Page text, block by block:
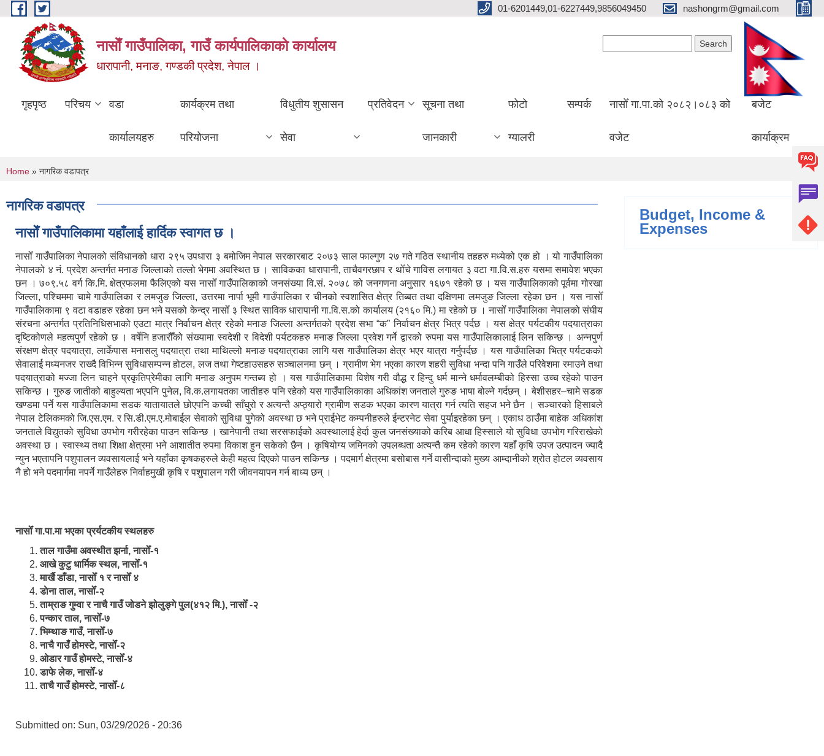
Skip to main content 01-6201449,01-6227449,9856049450 nashongrm@gmail.com
नासाेँ गाउँपालिका, गाउँ कार्यपालिकाकाे कार्यालय
धारापानी, मनाङ, गण्डकी प्रदेश, नेपाल ।
गृहपृष्ठ परिचय वडा
कार्यालयहरु
कार्यक्रम तथा
परियोजना
विधुतीय शुसासन
सेवा
प्रतिवेदन सूचना तथा
जानकारी
फोटो
ग्यालरी
सम्पर्क नासोँ गा.पा.को २०८२।०८३ को
वजेट
बजेट
कार्याक्रम
You are here
Home » नागरिक वडापत्र
नागरिक वडापत्र
नासाेँ गाउँपालिकामा यहाँलाई हार्दिक स्वागत छ ।
नासोँ गाउँपालिका नेपालको संविधानको धारा २९५ उपधारा ३ बमोजिम नेपाल सरकारबाट २०७३ साल फाल्गुण २७ गते गठित स्थानीय तहहरु मध्येको एक हो । यो गाउँपालिका
नेपालको ४ नं. प्रदेश अन्तर्गत मनाङ जिल्लाको तल्लो भेगमा अवस्थित छ । साविकका धारापानी‚ ताचैवगरछाप र थोँचे गाविस लगायत ३ वटा गा.वि.स.हरु यसमा समावेश भएका
छन । ७०९.५८ वर्ग कि.मि. क्षेत्रफलमा फैलिएको यस नासोँ गाउँपालिकाको जनसंख्या वि.सं. २०७८ को जनगणना अनुसार १६७१ रहेको छ । यस गाउँपालिकाको पूर्वमा गोरखा
जिल्ला, पश्चिममा चामे गाउँपालिका र लमजुङ जिल्ला, उत्तरमा नार्पा भूमी गाउँपालिका र चीनको स्वशासित क्षेत्र तिब्बत तथा दक्षिणमा लमजुङ जिल्ला रहेका छन । यस नासोँ
गाउँपालिकामा ९ वटा वडाहरु रहेका छन भने यसको केन्द्र नासोँ ३ स्थित साविक धारापानी गा.वि.स.को कार्यालय (२१६० मि.) मा रहेको छ । नासोँ गाउँपालिका नेपालको संघीय
संरचना अन्तर्गत प्रतिनिधिसभाको एउटा मात्र निर्वाचन क्षेत्र रहेको मनाङ जिल्ला अन्तर्गतको प्रदेश सभा “क” निर्वाचन क्षेत्र भित्र पर्दछ । यस क्षेत्र पर्यटकीय पदयात्राका
दृष्टिकोणले महत्वपुर्ण रहेको छ । वर्षेनि हजारौँको संख्यामा स्वदेशी र विदेशी पर्यटकहरु मनाङ जिल्ला प्रवेश गर्ने द्वारको रुपमा यस गाउँपालिकालाई लिन सकिन्छ । अन्नपुर्ण
संरक्षण क्षेत्र पदयात्रा, लार्केपास मनासलु पदयात्रा तथा माथिल्लो मनाङ पदयात्राका लागि यस गाउँपालिका क्षेत्र भएर यात्रा गर्नुपर्दछ । यस गाउँपालिका भित्र पर्यटकको
सेवालाई मध्यनजर राख्दै विभिन्न सुविधासम्पन्न होटल, लज तथा गेष्टहाउसहरु सञ्चालनमा छन् । ग्रामीण भेग भएका कारण शहरी सुविधा भन्दा पनि गाउँले परिवेशमा रमाउने तथा
पदयात्राको मज्जा लिन चाहने प्रकृतिप्रेमीका लागि मनाङ अनुपम गन्तब्य हो । यस गाउँपालिकामा विशेष गरी वौद्ध र हिन्दु धर्म मान्ने धर्मावलम्बीको हिस्सा उच्च रहेको पाउन
सकिन्छ । गुरुङ जातीको बाहुल्यता भएपनि पुनेल, वि.क.लगायतका जातीहरु पनि रहेको यस गाउँपालिकाका अधिकांश जनताले गुरुङ भाषा बोल्ने गर्दछन् । बेशीसहर–चामे सडक
खण्डमा पर्ने यस गाउँपालिकामा सडक यातायातले छोएपनि कच्ची साँघुरो र अत्यन्तै अप्ठ्यारो ग्रामीण सडक भएका कारण यात्रा गर्न त्यति सहज भने छैन । सञ्चारको हिसाबले
नेपाल टेलिकमको जि.एस.एम. र सि.डी.एम.ए.मोबाईल सेवाको सुविधा पुगेको अवस्था छ भने प्राईभेट कम्पनीहरुले ईन्टरनेट सेवा पुर्याइरहेका छन् । एकाध ठाउँमा बाहेक अधिकांश
जनताले विद्युतको सुविधा उपभोग गरीरहेका पाउन सकिन्छ । खानेपानी तथा सरसफाईको अवस्थालाई हेर्दा कुल जनसंख्याको करिब आधा हिस्साले यो सुविधा उपभोग गरिराखेको
अवस्था छ । स्वास्थ्य तथा शिक्षा क्षेत्रमा भने आशातीत रुपमा विकाश हुन सकेको छैन । कृषियोग्य जमिनको उपलब्धता अत्यन्तै कम रहेको कारण यहाँ कृषि उपज उत्पादन ज्यादै
न्युन भएतापनि पशुपालन व्यवसायलाई भने यहाँका कृषकहरुले केही महत्व दिएको पाउन सकिन्छ । पदमार्ग क्षेत्रमा बसोबास गर्ने वासीन्दाको मुख्य आम्दानीको श्रोत होटल व्यवसाय
नै हो भने पदमार्गमा नपर्ने गाउँलेहरु निर्वाहमुखी कृषि र पशुपालन गरी जीवनयापन गर्न बाध्य छन् ।
नासोँ गा.पा.मा भएका प्रर्यटकीय स्थलहरु
ताल गाउँमा अवस्थीत झर्ना, नासोँ-१
आखे कुटु धार्मिक स्थल, नासोँ-१
मार्खै डाँडा, नासोँ १ र नासोँ ४
डाेना ताल, नासोँ-२
ताम्राङ गुम्वा र नाचै गाउँ जोडने झोलुङ्गे पुल(४१२ मि.), नासोँ -२
पन्कार ताल, नासोँ-७
भिम्थाङ गाउँ, नासोँ-७
नाचै गाउँ होमस्टे, नासोँ-२
ओ‍‍‌डार गाउँ होमस्टे, नासोँ-४
डाफे लेक, नासोँ-४
ताचै गाउँ होमस्टे, नासोँ-८
Submitted on: Sun, 03/29/2026 - 20:36
Budget, Income &
Expenses